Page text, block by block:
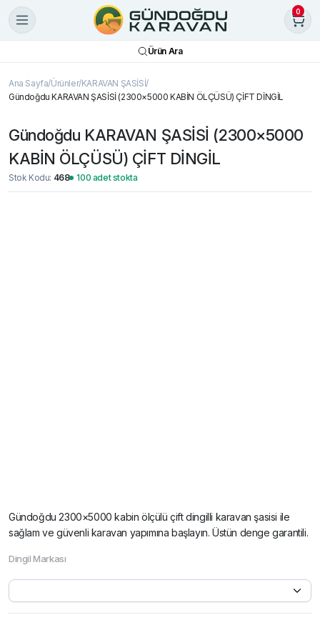
0
Ürün Ara
Ana Sayfa Ürünler KARAVAN ŞASİSİ
Gündoğdu KARAVAN ŞASİSİ (2300×5000 KABİN ÖLÇÜSÜ) ÇİFT DİNGİL
Gündoğdu KARAVAN ŞASİSİ (2300×5000
KABİN ÖLÇÜSÜ) ÇİFT DİNGİL
Stok Kodu: 468 100 adet stokta
Gündoğdu 2300×5000 kabin ölçülü çift dingilli karavan şasisi ile
sağlam ve güvenli karavan yapımına başlayın. Üstün denge garantili.
Dingil Markası